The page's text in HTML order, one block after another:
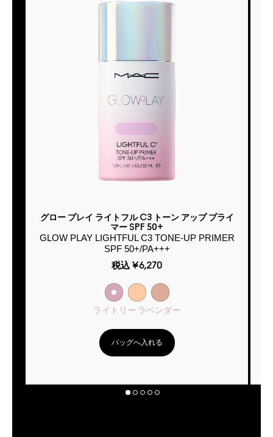
グロー プレイ ライトフル C3 トーン アップ プライ
マー SPF 50+
GLOW PLAY LIGHTFUL C3 TONE-UP PRIMER
SPF 50+/PA+++
税込 ¥6,270
ライトリー ラベンダー
バッグへ入れる